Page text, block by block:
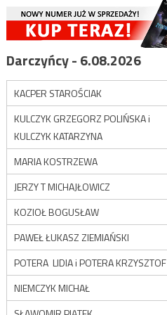
Darczyńcy - 6.08.2026
KACPER STAROŚCIAK
KULCZYK GRZEGORZ POLIŃSKA i
KULCZYK KATARZYNA
MARIA KOSTRZEWA
JERZY T MICHAJŁOWICZ
KOZIOŁ BOGUSŁAW
PAWEŁ ŁUKASZ ZIEMIAŃSKI
POTERA LIDIA i POTERA KRZYSZTOF
NIEMCZYK MICHAŁ